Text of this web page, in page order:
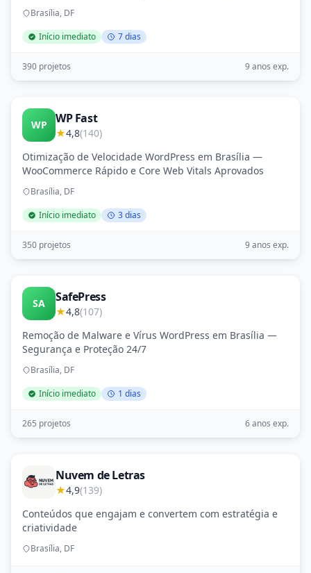
Brasília, DF
Início imediato
7 dias
390 projetos 9 anos exp.
WP WP Fast
★4,8(140)
Otimização de Velocidade WordPress em Brasília —
WooCommerce Rápido e Core Web Vitals Aprovados
Brasília, DF
Início imediato
3 dias
350 projetos 9 anos exp.
SA SafePress
★4,8(107)
Remoção de Malware e Vírus WordPress em Brasília —
Segurança e Proteção 24/7
Brasília, DF
Início imediato
1 dias
265 projetos 6 anos exp.
Nuvem de Letras
★4,9(139)
Conteúdos que engajam e convertem com estratégia e
criatividade
Brasília, DF